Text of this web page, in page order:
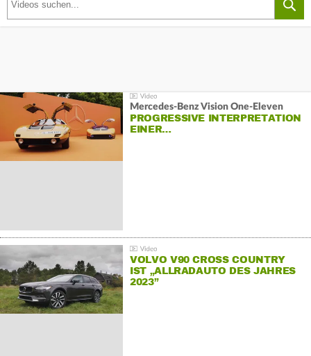
Mercedes-Benz Vision One-Eleven
PROGRESSIVE INTERPRETATION
EINER…
VOLVO V90 CROSS COUNTRY
IST „ALLRADAUTO DES JAHRES
2023”